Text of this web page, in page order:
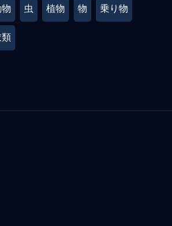
虫 植物 物 乗り物